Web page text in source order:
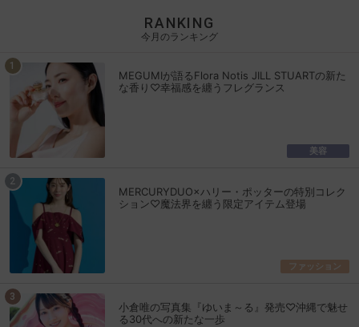
RANKING
今月のランキング
MEGUMIが語るFlora Notis JILL STUARTの新た
な香り♡幸福感を纏うフレグランス
美容
MERCURYDUO×ハリー・ポッターの特別コレク
ション♡魔法界を纏う限定アイテム登場
ファッション
小倉唯の写真集『ゆいま～る』発売♡沖縄で魅せ
る30代への新たな一歩